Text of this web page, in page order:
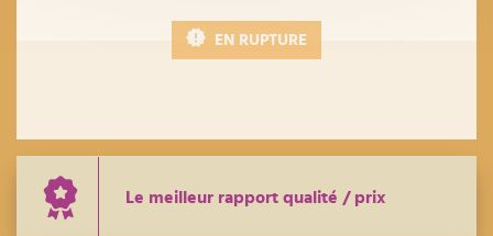
EN RUPTURE
Le meilleur rapport qualité / prix